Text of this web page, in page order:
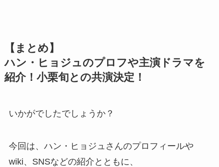
【まとめ】
ハン・ヒョジュのプロフや主演ドラマを
紹介！小栗旬との共演決定！
いかがでしたでしょうか？
今回は、ハン・ヒョジュさんのプロフィールや
wiki、SNSなどの紹介とともに、